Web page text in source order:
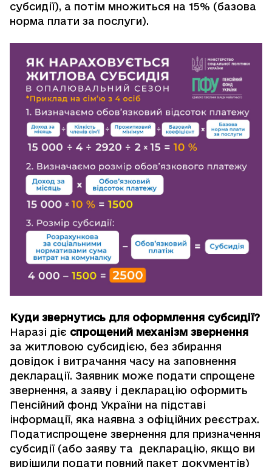
субсидії), а потім множиться на 15% (базова
норма плати за послуги).
Куди звернутись для оформлення субсидії?
Наразі діє спрощений механізм звернення
за житловою субсидією, без збирання
довідок і витрачання часу на заповнення
декларації. Заявник може подати спрощене
звернення, а заяву і декларацію оформить
Пенсійний фонд України на підставі
інформації, яка наявна з офіційних реєстрах.
Податиспрощене звернення для призначення
субсидії (або заяву та декларацію, якщо ви
вирішили подати повний пакет документів)